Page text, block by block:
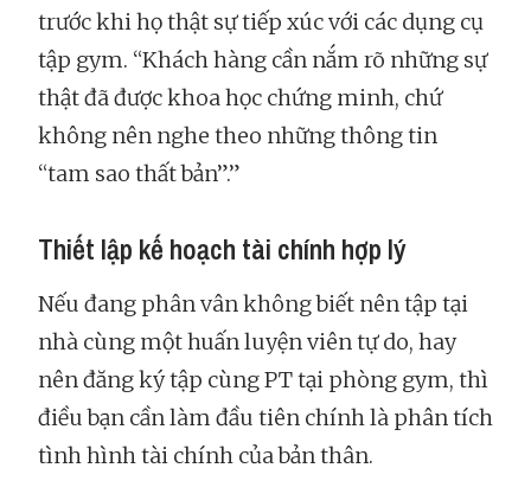
trước khi họ thật sự tiếp xúc với các dụng cụ
tập gym. “Khách hàng cần nắm rõ những sự
thật đã được khoa học chứng minh, chứ
không nên nghe theo những thông tin
“tam sao thất bản”.”
Thiết lập kế hoạch tài chính hợp lý
Nếu đang phân vân không biết nên tập tại
nhà cùng một huấn luyện viên tự do, hay
nên đăng ký tập cùng PT tại phòng gym, thì
điều bạn cần làm đầu tiên chính là phân tích
tình hình tài chính của bản thân.